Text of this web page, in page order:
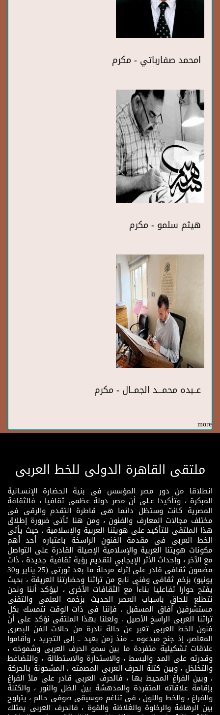
امحمد صفارباتي - مكرم
هيثم سلمو - مكرم
عــبده محمـــد الجمــال - مكرم
more
ملتقى القاهرة الدولى للخط العربى
انطلاقا من دور مصر المؤسس فى بنية الحضارة الإنسـانية
المبكرة ، وتأكيدا عـلى أن مصر دولة عظمى ثقافيا ، فالثقافة
المصرية كانت وستظل دائما هى قاطرة التقدم والرقى فى
مختلف مجالات المعارف والفنون ، ومن هنا تأتى ضرورة إطلاق
هذا الملتقى للتأكيد على هويتنا العربية والإسلامية ، حيث يأتى
الخط العربى فى مقدمة الفنون الراسخة باعتباره أحد أهم
مكونات هويتنا العربية والإسلامية الإصيلة القادرة على التواصل
مع الآخر ، وإحداث الأثر الإيجابي لتقديم رؤية ثقافية جديدة ، ذات
مضمون ثقافى قادر على إثراء مرحلة ما بعد ثورتى (25 يناير و30
يونيو) بزخم ثقافى وفنى نابع من تراثنا وحضارتنا العريقة ، بحيث
يفتح حوارا تفاعليا بناءاً مع الثقافات الأخرى ، ليؤكد أننا ونحن
نتطلع للحاق باسباب العصر الحديث بزخمه العلمى والتقنى
مستشرفين آفاق المسقبل ، فإننا فى ذات الوقت نتمسك بكل
تراثنا العربى الراسخ الأصيل . ولعلنا بهذا الملتقى نؤكد على أن
فنون الخط العربى تعبر عن حالة نادرة من حالات الفن البصرى
المعاصر، إذ جنح مبدعوه ــ منذ زمن بعيد ــ إلى التجريد ، وأقاموا
علاقات تشكيلية متفردة ما بين سمو الحرف العربى وشموخه ،
وقدرته على المد والبسط ، والاستدارة والاستطالة ، والتضاغط
والتخلخل ، وبين كتلة الحرف العربى المصمته ، المشحونة بالحركة
، وبين الفراغ المحيط بها ، فالحرف العربى قادر على ملأ الفراغ
بإقامة علاقاته المتفردة والمدهشة بين الظل والنور ، والكتلة
والفراغ ، والخط واللون ، فى تناغم موسيقى صوفى حالم ، يتراوح
بين الرهافة والرخاوة والغلاظة والقوة ، فالحرف العربى يمتلك